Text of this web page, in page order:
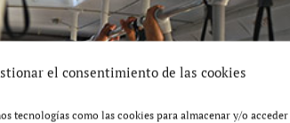
el consentimiento de las cookies
tecnologías como las cookies para almacenar y/o